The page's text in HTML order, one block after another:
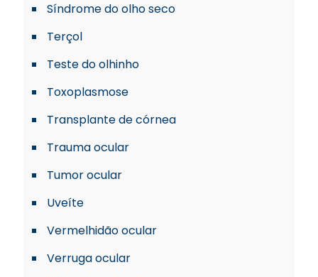
Síndrome do olho seco
Terçol
Teste do olhinho
Toxoplasmose
Transplante de córnea
Trauma ocular
Tumor ocular
Uveíte
Vermelhidão ocular
Verruga ocular